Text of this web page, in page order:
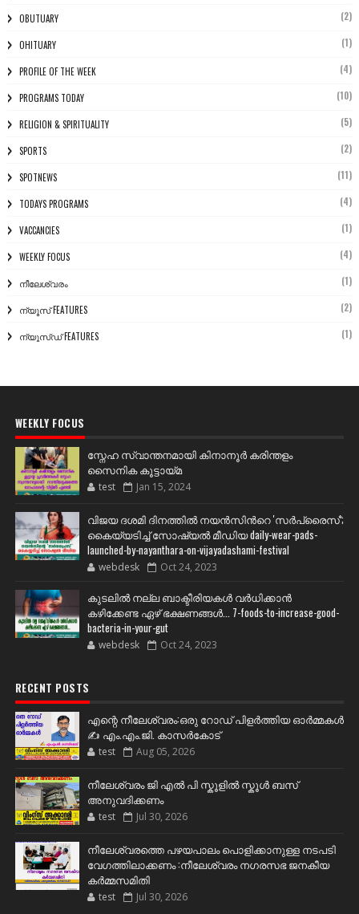
OBUTUARY (2)
OHITUARY (1)
PROFILE OF THE WEEK (4)
PROGRAMS TODAY (10)
RELIGION & SPIRITUALITY (5)
SPORTS (2)
SPOTNEWS (11)
TODAYS PROGRAMS (4)
VACCANCIES (1)
WEEKLY FOCUS (4)
നീലേശ്വരം (1)
ന്യൂസ് FEATURES (2)
ന്യൂസ്ഡ് FEATURES (1)
WEEKLY FOCUS
സ്നേഹ സ്വാന്തനമായി കിനാനൂർ കരിന്തളം
സൈനിക കൂട്ടായ്മ
test Jan 15, 2024
വിജയ ദശമി ദിനത്തില്‍ നയന്‍സിന്‍റെ 'സര്‍പ്രൈസ്';
കൈയ്യടിച്ച് സോഷ്യല്‍ മീഡിയ daily-wear-pads-
launched-by-nayanthara-on-vijayadashami-festival
webdesk Oct 24, 2023
കുടലിൽ നല്ല ബാക്ടീരിയകൾ വര്‍ധിക്കാന്‍
കഴിക്കേണ്ട ഏഴ് ഭക്ഷണങ്ങള്‍... 7-foods-to-increase-good-
bacteria-in-your-gut
webdesk Oct 24, 2023
RECENT POSTS
എന്റെ നീലേശ്വരം:ഒരു റോഡ് പിളർത്തിയ ഓർമ്മകൾ
✍️ എം.എം.ജി. കാസർകോട്
test Aug 05, 2026
നീലേശ്വരം ജി എൽ പി സ്കൂളിൽ സ്കൂൾ ബസ്
അനുവദിക്കണം
test Jul 30, 2026
നീലേശ്വരത്തെ പഴയപാലം പൊളിക്കാനുള്ള നടപടി
വേഗത്തിലാക്കണം :നീലേശ്വരം നഗരസഭ ജനകീയ
കർമ്മസമിതി
test Jul 30, 2026